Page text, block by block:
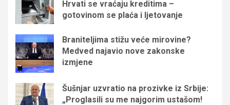
Hrvati se vraćaju kreditima –
gotovinom se plaća i ljetovanje
Braniteljima stižu veće mirovine?
Medved najavio nove zakonske
izmjene
Šušnjar uzvratio na prozivke iz Srbije:
„Proglasili su me najgorim ustašom!